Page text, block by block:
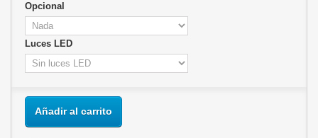
Opcional
Luces LED
Añadir al carrito